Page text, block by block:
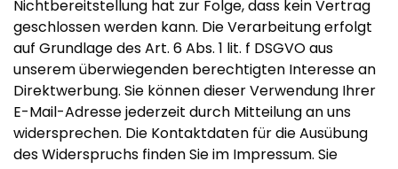
Nichtbereitstellung hat zur Folge, dass kein Vertrag
geschlossen werden kann. Die Verarbeitung erfolgt
auf Grundlage des Art. 6 Abs. 1 lit. f DSGVO aus
unserem überwiegenden berechtigten Interesse an
Direktwerbung. Sie können dieser Verwendung Ihrer
E-Mail-Adresse jederzeit durch Mitteilung an uns
widersprechen. Die Kontaktdaten für die Ausübung
des Widerspruchs finden Sie im Impressum. Sie